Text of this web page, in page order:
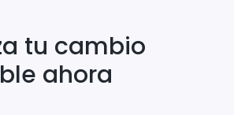
tu cambio
ahora